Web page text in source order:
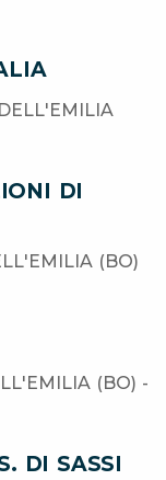
DI
(BO)
(BO) -
DI SASSI